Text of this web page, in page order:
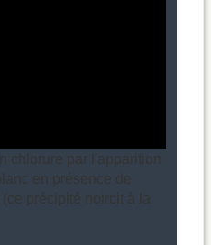
chlorure par l'apparition
en présence de
(ce précipité noircit à la